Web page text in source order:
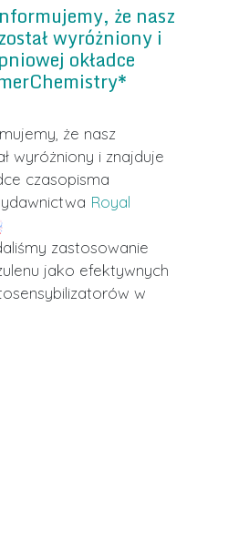
że nasz
wyróżniony i
okładce
że nasz
wyróżniony i znajduje
czasopisma
Royal
zastosowanie
jako efektywnych
w